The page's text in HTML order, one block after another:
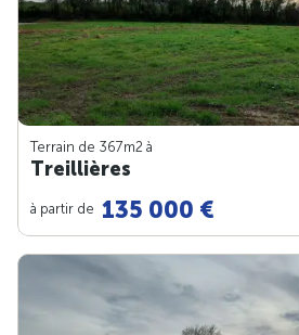
Terrain de 367m2 à
Treillières
à partir de 135 000 €